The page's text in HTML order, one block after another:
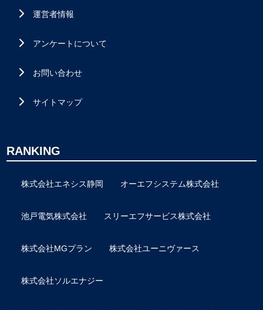
運営者情報
アンケートについて
お問い合わせ
サイトマップ
RANKING
株式会社エネシス静岡 オーエフシステム株式会社
池戸電気株式会社 スリーエフサービス株式会社
株式会社MGプラン 株式会社ユーニヴァース
株式会社ソルエナジー